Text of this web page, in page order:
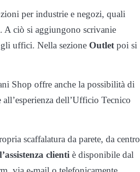
per industrie e negozi, quali
A ciò si aggiungono scrivanie
gli uffici. Nella sezione Outlet poi si
Shop offre anche la possibilità di
dell’Ufficio Tecnico
scaffalatura da parete, da centro
l’assistenza clienti è disponibile dal